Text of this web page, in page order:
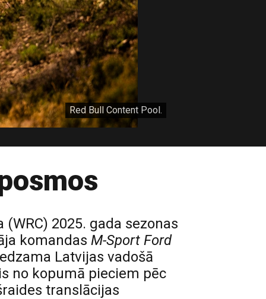
Red Bull Content Pool.
2025. gada sezonas
komandas M-Sport Ford
Latvijas vadošā
no kopumā pieciem pēc
translācijas